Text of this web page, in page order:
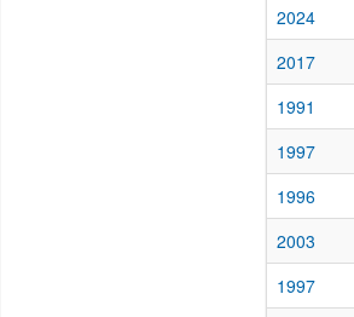
2024
2017
1991
1997
1996
2003
1997